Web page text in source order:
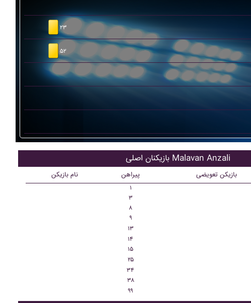
۲۳
۵۲
بازیکنان اصلی Malavan Anzali
نام بازیکن پیراهن بازیکن تعویضی
۱
۳
۸
۹
۱۳
۱۴
۱۵
۲۵
۳۴
۳۸
۹۹